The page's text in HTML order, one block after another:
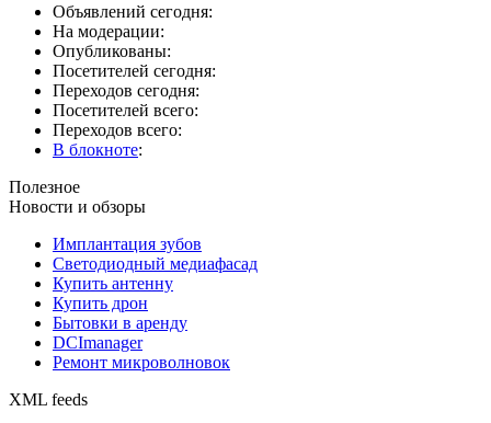
Объявлений сегодня:
На модерации:
Опубликованы:
Посетителей сегодня:
Переходов сегодня:
Посетителей всего:
Переходов всего:
В блокноте:
Полезное
Новости и обзоры
Имплантация зубов
Светодиодный медиафасад
Купить антенну
Купить дрон
Бытовки в аренду
DCImanager
Ремонт микроволновок
XML feeds